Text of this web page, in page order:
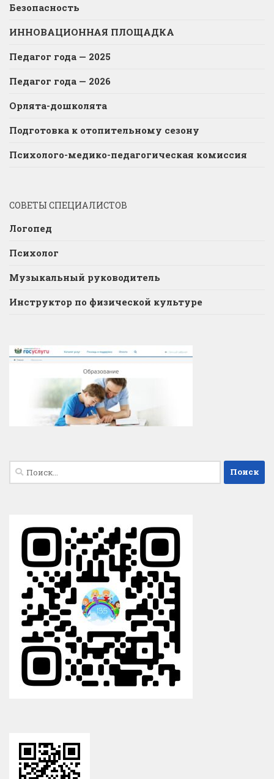
Безопасность
ИННОВАЦИОННАЯ ПЛОЩАДКА
Педагог года — 2025
Педагог года — 2026
Орлята-дошколята
Подготовка к отопительному сезону
Психолого-медико-педагогическая комиссия
СОВЕТЫ СПЕЦИАЛИСТОВ
Логопед
Психолог
Музыкальный руководитель
Инструктор по физической культуре
Найти: